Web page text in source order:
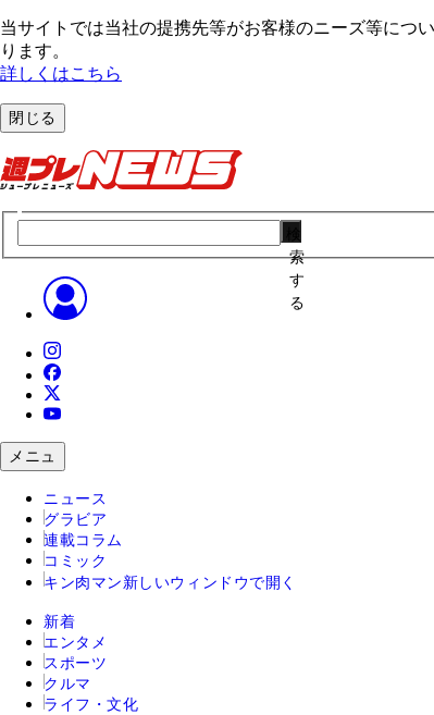
当サイトでは当社の提携先等がお客様のニーズ等につ
ります。
詳しくはこちら
閉じる
索
す
る
メニュ
ニュース
グラビア
連載コラム
コミック
キン肉マン 新しいウィンドウで開く
新着
エンタメ
スポーツ
クルマ
ライフ・文化